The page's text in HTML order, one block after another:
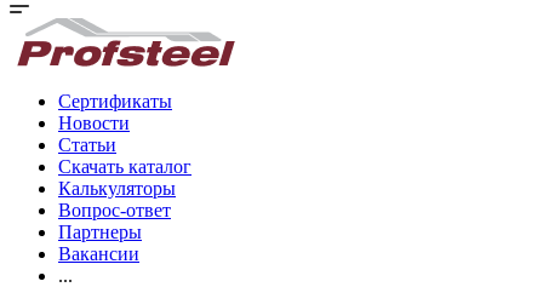
Сертификаты
Новости
Статьи
Скачать каталог
Калькуляторы
Вопрос-ответ
Партнеры
Вакансии
...